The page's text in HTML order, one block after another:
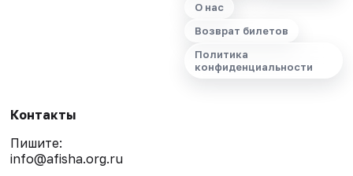
О нас
Возврат билетов
Политика
конфиденциальности
Контакты
Пишите:
info@afisha.org.ru